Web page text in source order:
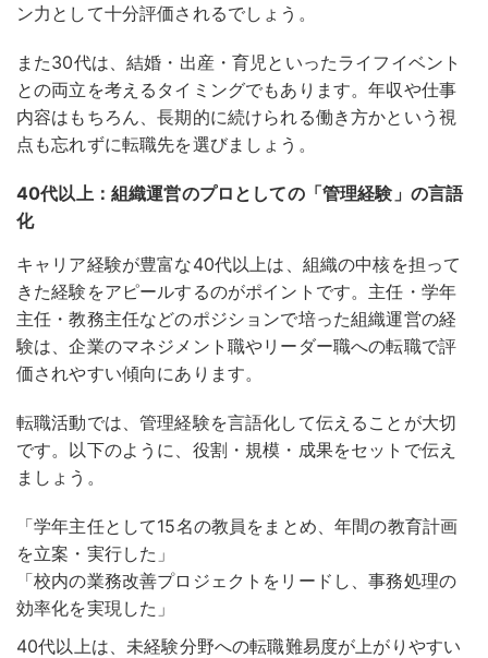
ン力として十分評価されるでしょう。
また30代は、結婚・出産・育児といったライフイベント
との両立を考えるタイミングでもあります。年収や仕事
内容はもちろん、長期的に続けられる働き方かという視
点も忘れずに転職先を選びましょう。
40代以上：組織運営のプロとしての「管理経験」の言語
化
キャリア経験が豊富な40代以上は、組織の中核を担って
きた経験をアピールするのがポイントです。 主任・学年
主任・教務主任などのポジションで培った組織運営の経
験は、企業のマネジメント職やリーダー職への転職で評
価されやすい傾向にあります。
転職活動では、管理経験を言語化して伝えることが大切
です。以下のように、役割・規模・成果をセットで伝え
ましょう。
「学年主任として15名の教員をまとめ、年間の教育計画
を立案・実行した」
「校内の業務改善プロジェクトをリードし、事務処理の
効率化を実現した」
40代以上は、未経験分野への転職難易度が上がりやすい